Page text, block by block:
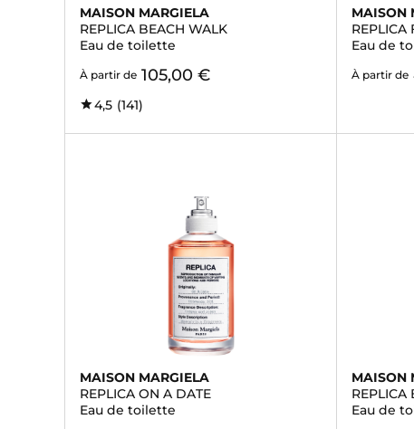
MAISON MARGIELA
REPLICA BEACH WALK
Eau de toilette
À partir de 105,00 €
4,5 (141)
MAISON
REPLICA
Eau de
À partir de
MAISON MARGIELA
REPLICA ON A DATE
Eau de toilette
MAISON
REPLICA
Eau de